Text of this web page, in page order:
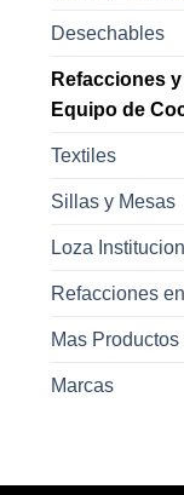
Desechables
Refacciones
Equipo de
Textiles
Sillas y Mesas
Loza
Refacciones
Mas Productos
Marcas